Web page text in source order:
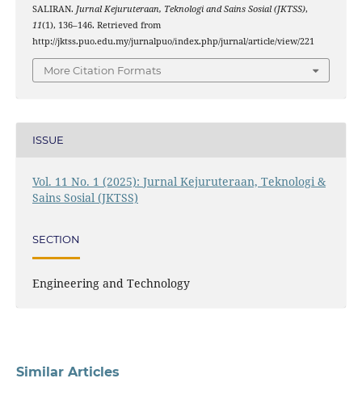
SALIRAN. Jurnal Kejuruteraan, Teknologi and Sains Sosial (JKTSS),
11(1), 136–146. Retrieved from
http://jktss.puo.edu.my/jurnalpuo/index.php/jurnal/article/view/221
More Citation Formats
ISSUE
Vol. 11 No. 1 (2025): Jurnal Kejuruteraan, Teknologi &
Sains Sosial (JKTSS)
SECTION
Engineering and Technology
Similar Articles